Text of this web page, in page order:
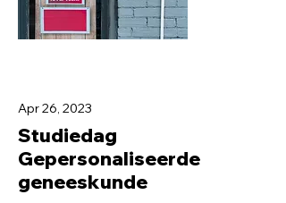
Apr 26, 2023
Studiedag
Gepersonaliseerde
geneeskunde